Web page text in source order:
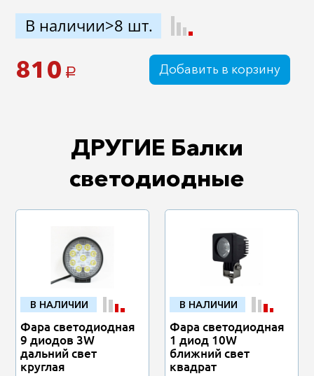
В наличии>8 шт.
810 a Добавить в корзину
ДРУГИЕ Балки
светодиодные
В НАЛИЧИИ
Фара светодиодная
9 диодов 3W
дальний свет
круглая
В НАЛИЧИИ
Фара светодиодная
1 диод 10W
ближний свет
квадрат